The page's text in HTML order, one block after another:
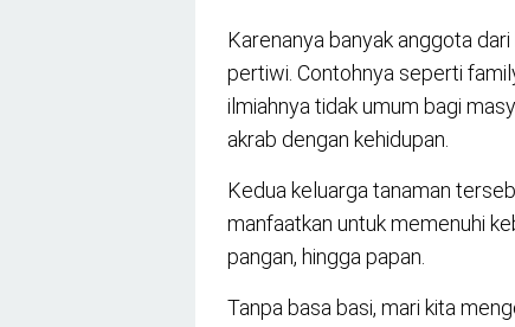
Karenanya banyak anggota
pertiwi. Contohnya seperti
ilmiahnya tidak umum bagi
akrab dengan kehidupan.
Kedua keluarga tanaman
manfaatkan untuk memenuhi
pangan, hingga papan.
Tanpa basa basi, mari kita